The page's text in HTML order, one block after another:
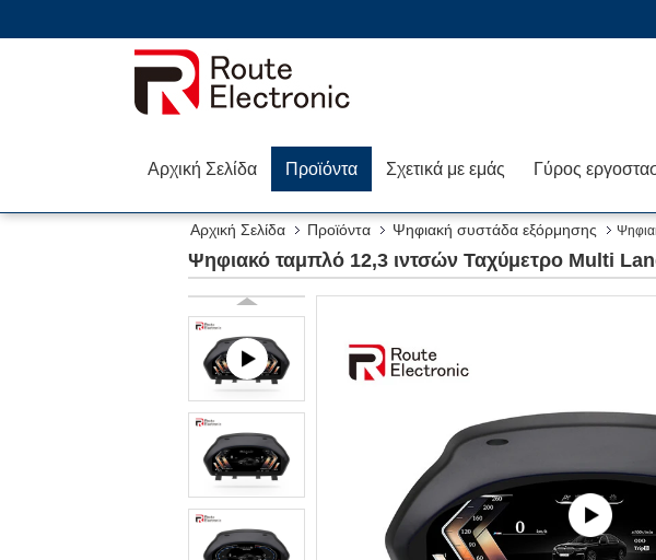
Αρχική Σελίδα Προϊόντα Σχετικά με εμάς
Αρχική Σελίδα Προϊόντα Ψηφιακή συστάδα εξόρμησης
Ψηφιακό ταμπλό 12,3 ιντσών Ταχύμετρο Multi